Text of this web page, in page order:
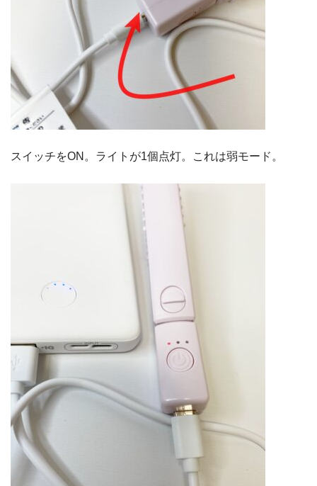
スイッチをON。ライトが1個点灯。これは弱モード。